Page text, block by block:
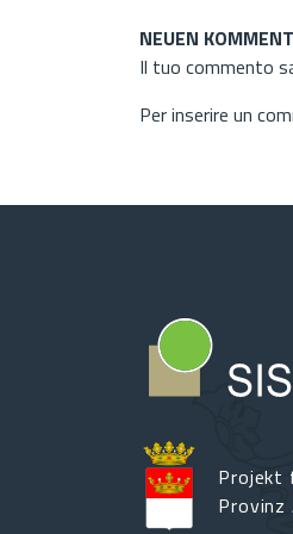
NEUEN
Il tuo commento
Per inserire un
Projekt
Provinz